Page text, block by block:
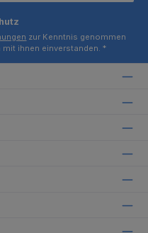
zur Kenntnis genommen
mit ihnen einverstanden. *